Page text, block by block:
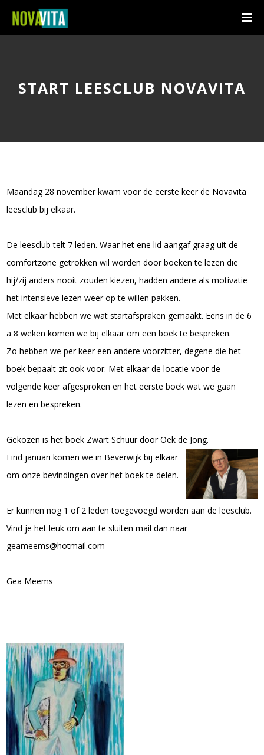
START LEESCLUB NOVAVITA
Maandag 28 november kwam voor de eerste keer de Novavita
leesclub bij elkaar.
De leesclub telt 7 leden. Waar het ene lid aangaf graag uit de
comfortzone getrokken wil worden door boeken te lezen die
hij/zij anders nooit zouden kiezen, hadden andere als motivatie
het intensieve lezen weer op te willen pakken.
Met elkaar hebben we wat startafspraken gemaakt. Eens in de 6
a 8 weken komen we bij elkaar om een boek te bespreken.
Zo hebben we per keer een andere voorzitter, degene die het
boek bepaalt zit ook voor. Met elkaar de locatie voor de
volgende keer afgesproken en het eerste boek wat we gaan
lezen en bespreken.
Gekozen is het boek Zwart Schuur door Oek de Jong.
Eind januari komen we in Beverwijk bij elkaar
om onze bevindingen over het boek te delen.
Er kunnen nog 1 of 2 leden toegevoegd worden aan de leesclub.
Vind je het leuk om aan te sluiten mail dan naar
geameems@hotmail.com
Gea Meems